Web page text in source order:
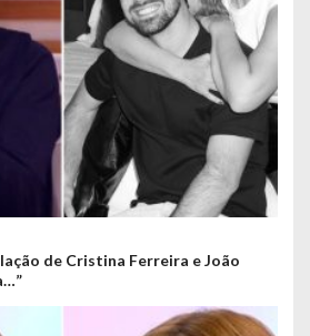
de Cristina Ferreira e João